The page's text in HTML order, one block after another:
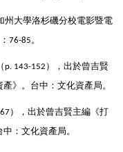
州大學洛杉磯分校電影暨電
76-85 。
p. 143-152 ），出於曾吉賢
》。台中：文化資產局。
），出於曾吉賢主編《打
：文化資產局。